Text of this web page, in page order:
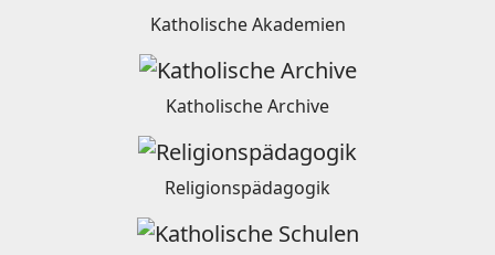
Katholische Akademien
Katholische Archive
Religionspädagogik